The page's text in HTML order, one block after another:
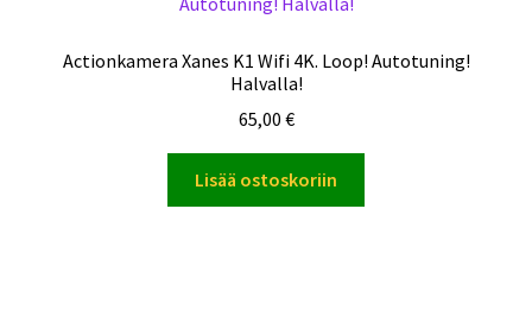
Actionkamera Xanes K1 Wifi 4K. Loop! Autotuning!
Halvalla!
65,00 €
Lisää ostoskoriin